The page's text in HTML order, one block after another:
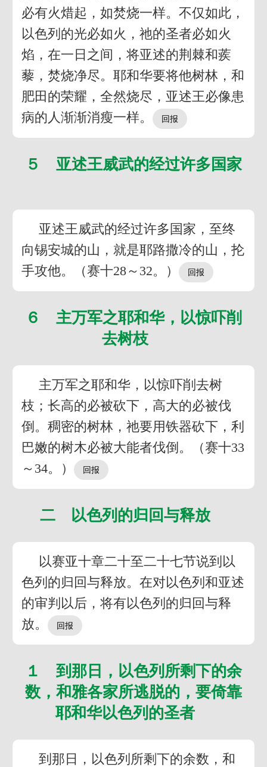
必有火焟起，如焚烧一样。不仅如此，
以色列的光必如火，祂的圣者必如火
焰，在一日之间，将亚述的荆棘和蒺
藜，焚烧净尽。耶和华要将他树林，和
肥田的荣耀，全然烧尽，亚述王必像患
病的人渐渐消瘦一样。
５ 亚述王威武的经过许多国家
亚述王威武的经过许多国家，至终
向锡安城的山，就是耶路撒冷的山，抡
手攻他。（赛十28～32。）
６ 主万军之耶和华，以惊吓削
去树枝
主万军之耶和华，以惊吓削去树
枝；长高的必被砍下，高大的必被伐
倒。稠密的树林，祂要用铁器砍下，利
巴嫩的树木必被大能者伐倒。（赛十33
～34。）
二 以色列的归回与释放
以赛亚十章二十至二十七节说到以
色列的归回与释放。在对以色列和亚述
的审判以后，将有以色列的归回与释
放。
１ 到那日，以色列所剩下的余
数，和雅各家所逃脱的，要倚靠
耶和华以色列的圣者
到那日，以色列所剩下的余数，和